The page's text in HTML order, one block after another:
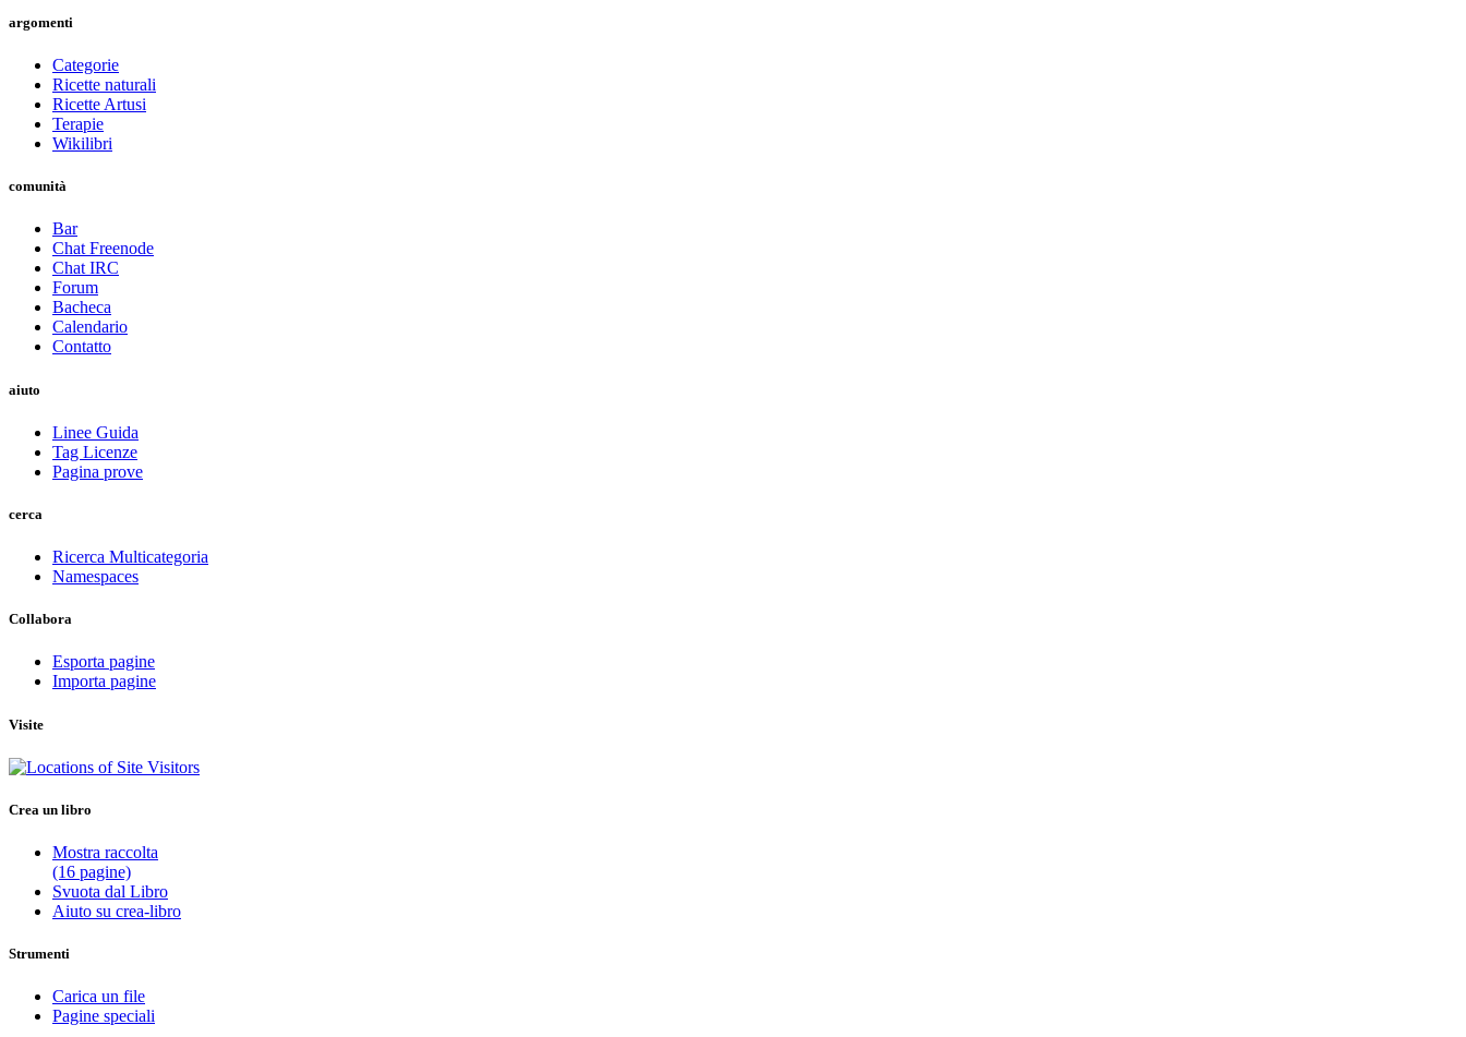
argomenti
Categorie
Ricette naturali
Ricette Artusi
Terapie
Wikilibri
comunità
Bar
Chat Freenode
Chat IRC
Forum
Bacheca
Calendario
Contatto
aiuto
Linee Guida
Tag Licenze
Pagina prove
cerca
Ricerca Multicategoria
Namespaces
Collabora
Esporta pagine
Importa pagine
Visite
Crea un libro
Mostra raccolta
(16 pagine)
Svuota dal Libro
Aiuto su crea-libro
Strumenti
Carica un file
Pagine speciali